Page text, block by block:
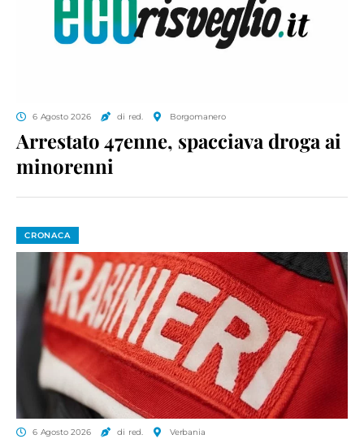
6 Agosto 2026 di red. Borgomanero
Arrestato 47enne, spacciava droga ai
minorenni
CRONACA
6 Agosto 2026 di red. Verbania